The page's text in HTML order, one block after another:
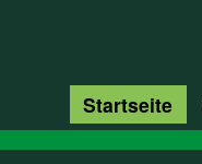
Startseite